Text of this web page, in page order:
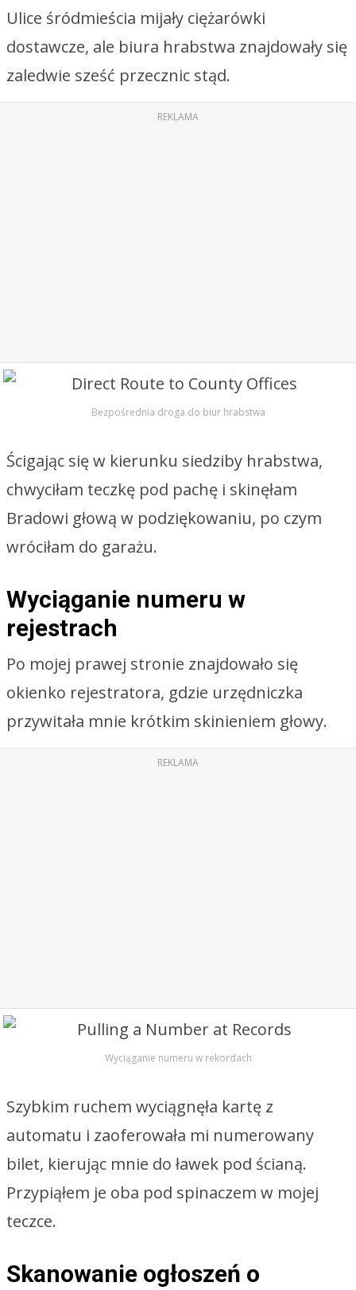
Ulice śródmieścia mijały ciężarówki
dostawcze, ale biura hrabstwa znajdowały się
zaledwie sześć przecznic stąd.
REKLAMA
Bezpośrednia droga do biur hrabstwa
Ścigając się w kierunku siedziby hrabstwa,
chwyciłam teczkę pod pachę i skinęłam
Bradowi głową w podziękowaniu, po czym
wróciłam do garażu.
Wyciąganie numeru w
rejestrach
Po mojej prawej stronie znajdowało się
okienko rejestratora, gdzie urzędniczka
przywitała mnie krótkim skinieniem głowy.
REKLAMA
Wyciąganie numeru w rekordach
Szybkim ruchem wyciągnęła kartę z
automatu i zaoferowała mi numerowany
bilet, kierując mnie do ławek pod ścianą.
Przypiąłem je oba pod spinaczem w mojej
teczce.
Skanowanie ogłoszeń o